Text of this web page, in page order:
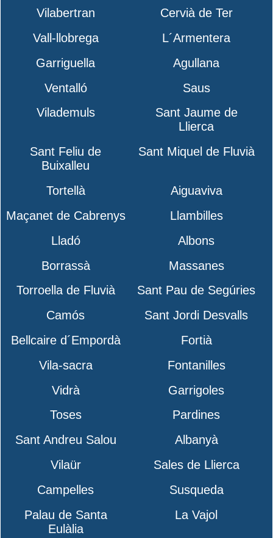
Vilabertran
Cervià de Ter
Vall-llobrega
L´Armentera
Garriguella
Agullana
Ventalló
Saus
Vilademuls
Sant Jaume de
Llierca
Sant Feliu de
Buixalleu
Sant Miquel de Fluvià
Tortellà
Aiguaviva
Maçanet de Cabrenys
Llambilles
Lladó
Albons
Borrassà
Massanes
Torroella de Fluvià
Sant Pau de Segúries
Camós
Sant Jordi Desvalls
Bellcaire d´Empordà
Fortià
Vila-sacra
Fontanilles
Vidrà
Garrigoles
Toses
Pardines
Sant Andreu Salou
Albanyà
Vilaür
Sales de Llierca
Campelles
Susqueda
Palau de Santa
Eulàlia
La Vajol